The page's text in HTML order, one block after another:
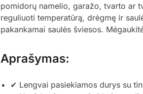
pomidorų namelio, garažo, tvarto ar
reguliuoti temperatūrą, drėgmę ir
pakankamai saulės šviesos.
Aprašymas:
✔ Lengvai pasiekiamos durys su